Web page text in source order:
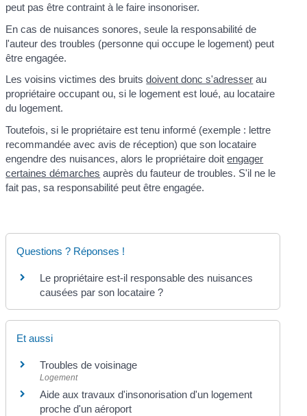
peut pas être contraint à le faire insonoriser.
En cas de nuisances sonores, seule la responsabilité de
l'auteur des troubles (personne qui occupe le logement) peut
être engagée.
Les voisins victimes des bruitsdoivent donc s'adresser au
propriétaire occupant ou, si le logement est loué, au locataire
du logement.
Toutefois, si le propriétaire est tenu informé (exemple : lettre
recommandée avec avis de réception) que son locataire
engendre des nuisances, alors le propriétaire doitengager
certaines démarches auprès du fauteur de troubles. S'il ne le
fait pas, sa responsabilité peut être engagée.
Questions ? Réponses !
Le propriétaire est-il responsable des nuisances
causées par son locataire ?
Et aussi
Troubles de voisinage
Logement
Aide aux travaux d'insonorisation d'un logement
proche d'un aéroport